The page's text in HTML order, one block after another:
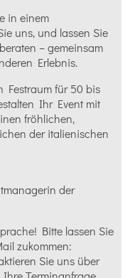
in einem
uns, und lassen Sie
– gemeinsam
Erlebnis.
Festraum für 50 bis
Ihr Event mit
fröhlichen,
der italienischen
der
Bitte lassen Sie
zukommen:
Sie uns über